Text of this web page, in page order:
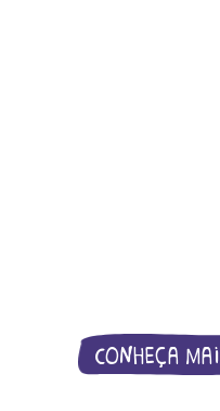
conheça